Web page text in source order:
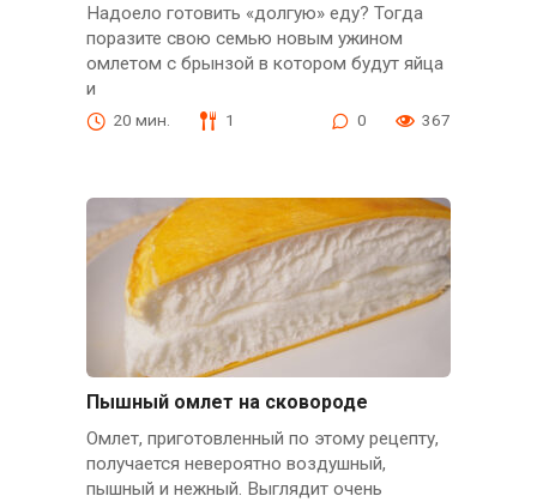
Надоело готовить «долгую» еду? Тогда
поразите свою семью новым ужином
омлетом с брынзой в котором будут яйца
и
20 мин. 1 0 367
Пышный омлет на сковороде
Омлет, приготовленный по этому рецепту,
получается невероятно воздушный,
пышный и нежный. Выглядит очень